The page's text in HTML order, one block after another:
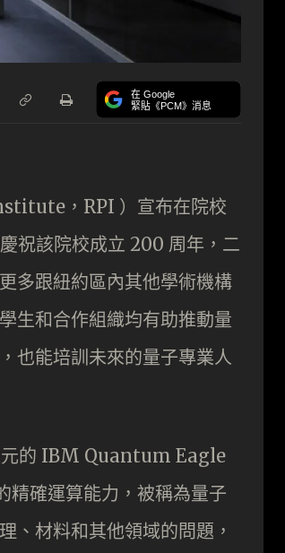
在 Google
緊貼《PCM》消息
，RPI ）宣布在院校
祝該院校成立 200 周年，二
多跟紐約區內其他學術機構
生和合作組織均有助推動量
也能培訓未來的量子專業人
的 IBM Quantum Eagle
確運算能力，被稱為量子
、材料和其他領域的問題，